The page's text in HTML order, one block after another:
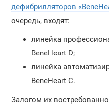
дефибрилляторов
очередь, входят:
линейка
BeneHeart D;
линейка
BeneHeart C.
Залогом их